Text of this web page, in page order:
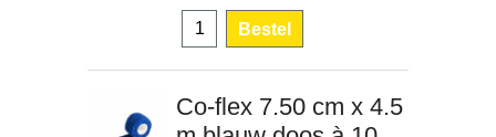
Bestel
Co-flex 7.50 cm x 4.5